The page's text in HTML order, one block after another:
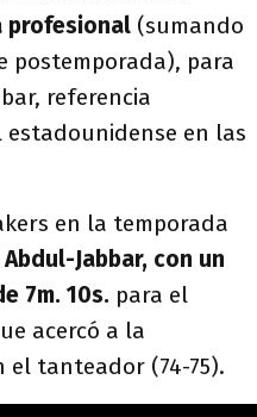
profesional (sumando
postemporada), para
referencia
en las
en la temporada
Jabbar, con un
7m. 10s. para el
acercó a la
tanteador (74-75).